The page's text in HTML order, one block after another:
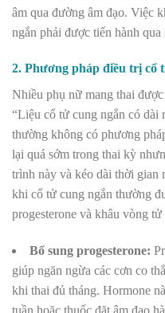
âm qua đường âm đạo. Việc
ngắn phải được tiến hành qua
2. Phương pháp điều trị cổ
Nhiều phụ nữ mang thai
“Liệu cổ tử cung ngắn có dài
thường không có phương
lại quá sớm trong thai kỳ
trình này và kéo dài thời gian
khi cổ tử cung ngắn thường
progesterone và khâu vòng tử
Bổ sung progesterone:
giúp ngăn ngừa các cơn co
khi thai đủ tháng. Hormone
tuần hoặc thuốc đặt âm đạo